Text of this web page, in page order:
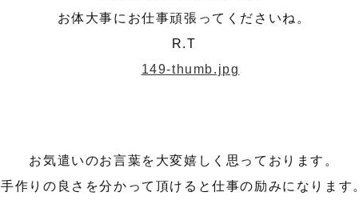
お体大事にお仕事頑張ってくださいね。
R.T
お気遣いのお言葉を大変嬉しく思っております。
手作りの良さを分かって頂けると仕事の励みになります。